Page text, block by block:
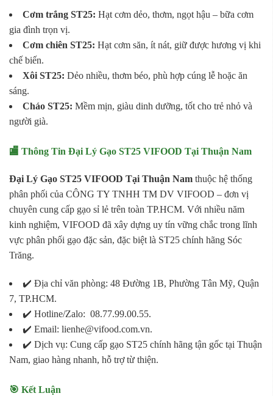
Cơm trắng ST25: Hạt cơm dẻo, thơm, ngọt hậu – bữa cơm
gia đình trọn vị.
Cơm chiên ST25: Hạt cơm săn, ít nát, giữ được hương vị khi
chế biến.
Xôi ST25: Dẻo nhiều, thơm béo, phù hợp cúng lễ hoặc ăn
sáng.
Cháo ST25: Mềm mịn, giàu dinh dưỡng, tốt cho trẻ nhỏ và
người già.
🏬 Thông Tin Đại Lý Gạo ST25 VIFOOD Tại Thuận Nam
Đại Lý Gạo ST25 VIFOOD Tại Thuận Nam thuộc hệ thống
phân phối của CÔNG TY TNHH TM DV VIFOOD – đơn vị
chuyên cung cấp gạo sỉ lẻ trên toàn TP.HCM. Với nhiều năm
kinh nghiệm, VIFOOD đã xây dựng uy tín vững chắc trong lĩnh
vực phân phối gạo đặc sản, đặc biệt là ST25 chính hãng Sóc
Trăng.
✔️ Địa chỉ văn phòng: 48 Đường 1B, Phường Tân Mỹ, Quận
7, TP.HCM.
✔️ Hotline/Zalo: 08.77.99.00.55.
✔️ Email: lienhe@vifood.com.vn.
✔️ Dịch vụ: Cung cấp gạo ST25 chính hãng tận gốc tại Thuận
Nam, giao hàng nhanh, hỗ trợ từ thiện.
🎯 Kết Luận